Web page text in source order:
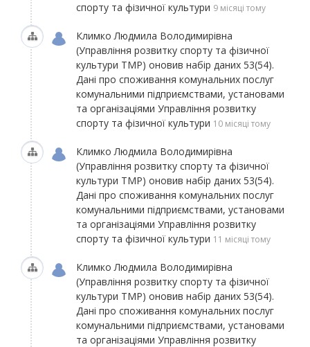
спорту та фізичної культури 9 місяці тому
Климко Людмила Володимирівна
(Управління розвитку спорту та фізичної
культури ТМР) оновив набір даних 53(54).
Дані про споживання комунальних послуг
комунальними підприємствами, установами
та організаціями Управління розвитку
спорту та фізичної культури 10 місяці тому
Климко Людмила Володимирівна
(Управління розвитку спорту та фізичної
культури ТМР) оновив набір даних 53(54).
Дані про споживання комунальних послуг
комунальними підприємствами, установами
та організаціями Управління розвитку
спорту та фізичної культури 11 місяці тому
Климко Людмила Володимирівна
(Управління розвитку спорту та фізичної
культури ТМР) оновив набір даних 53(54).
Дані про споживання комунальних послуг
комунальними підприємствами, установами
та організаціями Управління розвитку